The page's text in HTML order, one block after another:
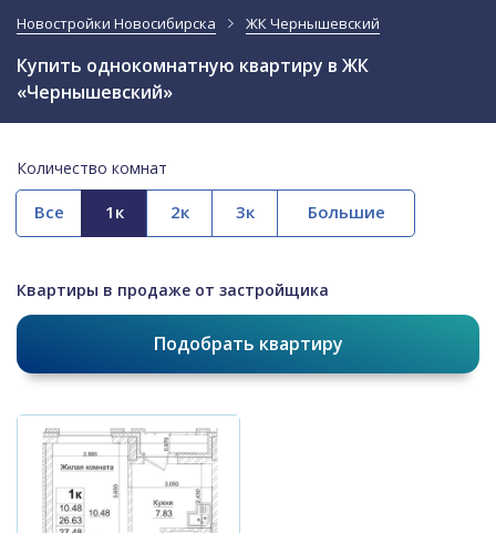
Новостройки Новосибирска ЖК Чернышевский
Купить однокомнатную квартиру в ЖК
«Чернышевский»
Количество комнат
Все
Квартиры в продаже от застройщика
Подобрать квартиру